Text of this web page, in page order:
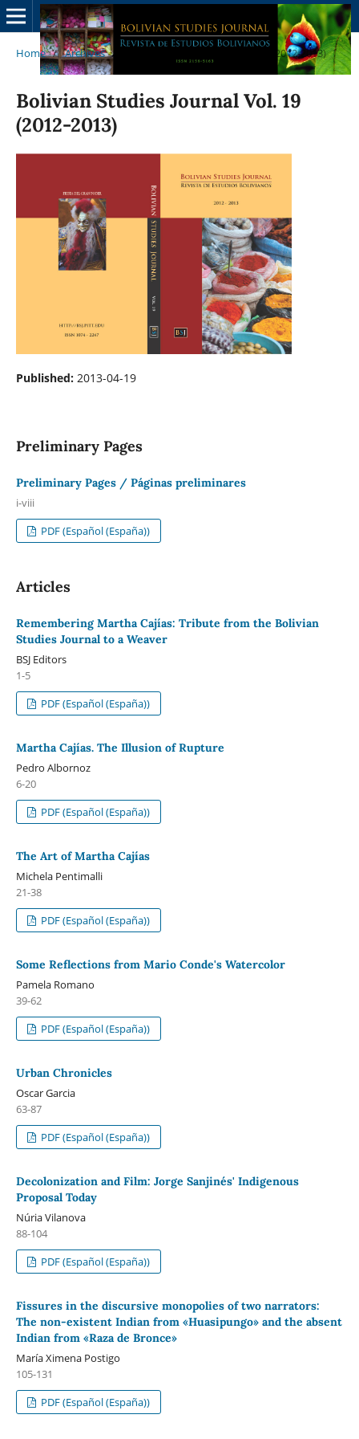
Home / Archives / Bolivian Studies Journal Vol. 19 (2012-2013)
Bolivian Studies Journal Vol. 19
(2012-2013)
Published: 2013-04-19
Preliminary Pages
Preliminary Pages / Páginas preliminares
i-viii
PDF (Español (España))
Articles
Remembering Martha Cajías: Tribute from the Bolivian
Studies Journal to a Weaver
BSJ Editors
1-5
PDF (Español (España))
Martha Cajías. The Illusion of Rupture
Pedro Albornoz
6-20
PDF (Español (España))
The Art of Martha Cajías
Michela Pentimalli
21-38
PDF (Español (España))
Some Reflections from Mario Conde's Watercolor
Pamela Romano
39-62
PDF (Español (España))
Urban Chronicles
Oscar Garcia
63-87
PDF (Español (España))
Decolonization and Film: Jorge Sanjinés' Indigenous
Proposal Today
Núria Vilanova
88-104
PDF (Español (España))
Fissures in the discursive monopolies of two narrators:
The non-existent Indian from «Huasipungo» and the absent
Indian from «Raza de Bronce»
María Ximena Postigo
105-131
PDF (Español (España))